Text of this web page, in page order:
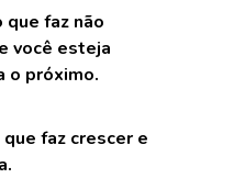
que faz não
você esteja
o próximo.
faz crescer e